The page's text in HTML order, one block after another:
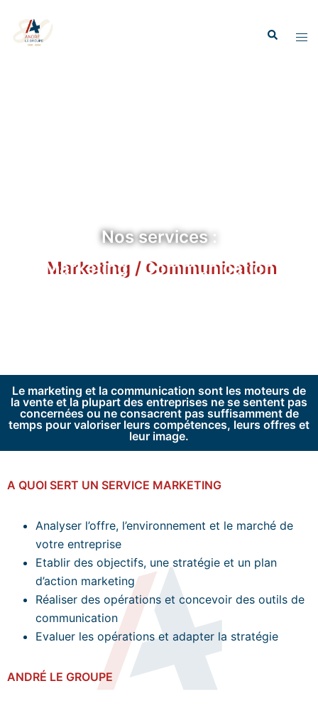
Nos services :
Marketing / Communication
Le marketing et la communication sont les moteurs de
la vente et la plupart des entreprises ne se sentent pas
concernées ou ne consacrent pas suffisamment de
temps pour valoriser leurs compétences, leurs offres et
leur image.
A QUOI SERT UN SERVICE MARKETING
Analyser l’offre, l’environnement et le marché de
votre entreprise
Etablir des objectifs, une stratégie et un plan
d’action marketing
Réaliser des opérations et concevoir des outils de
communication
Evaluer les opérations et adapter la stratégie
ANDRÉ LE GROUPE